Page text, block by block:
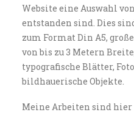
Website eine Auswahl
entstanden sind. Dies
zum Format Din A5,
von bis zu 3 Metern
typografische Blätter,
bildhauerische Objekte.
Meine Arbeiten sind